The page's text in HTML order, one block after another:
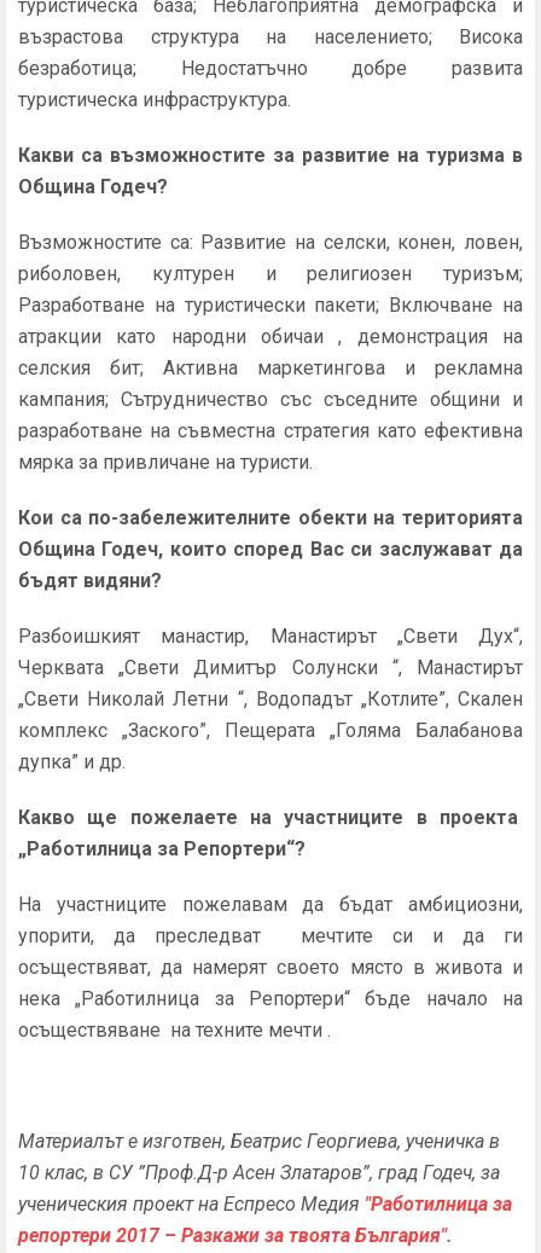
туристическа база; Неблагоприятна демографска и
възрастова структура на населението; Висока
безработица; Недостатъчно добре развита
туристическа инфраструктура.
Какви са възможностите за развитие на туризма в
Община Годеч?
Възможностите са: Развитие на селски, конен, ловен,
риболовен, културен и религиозен туризъм;
Разработване на туристически пакети; Включване на
атракции като народни обичаи , демонстрация на
селския бит; Активна маркетингова и рекламна
кампания; Сътрудничество със съседните общини и
разработване на съвместна стратегия като ефективна
мярка за привличане на туристи.
Кои са по-забележителните обекти на територията
Община Годеч, които според Вас си заслужават да
бъдят видяни?
Разбоишкият манастир, Манастирът „Свети Дух“,
Черквата „Свети Димитър Солунски “, Манастирът
„Свети Николай Летни “, Водопадът „Котлите”, Скален
комплекс „Заского”, Пещерата „Голяма Балабанова
дупка” и др.
Какво ще пожелаете на участниците в проекта
„Работилница за Репортери“?
На участниците пожелавам да бъдат амбициозни,
упорити, да преследват мечтите си и да ги
осъществяват, да намерят своето място в живота и
нека „Работилница за Репортери“ бъде начало на
осъществяване на техните мечти .
Материалът е изготвен, Беатрис Георгиева, ученичка в
10 клас, в СУ ”Проф.Д-р Асен Златаров”, град Годеч, за
ученическия проект на Еспресо Медия "Работилница за
репортери 2017 – Разкажи за твоята България".